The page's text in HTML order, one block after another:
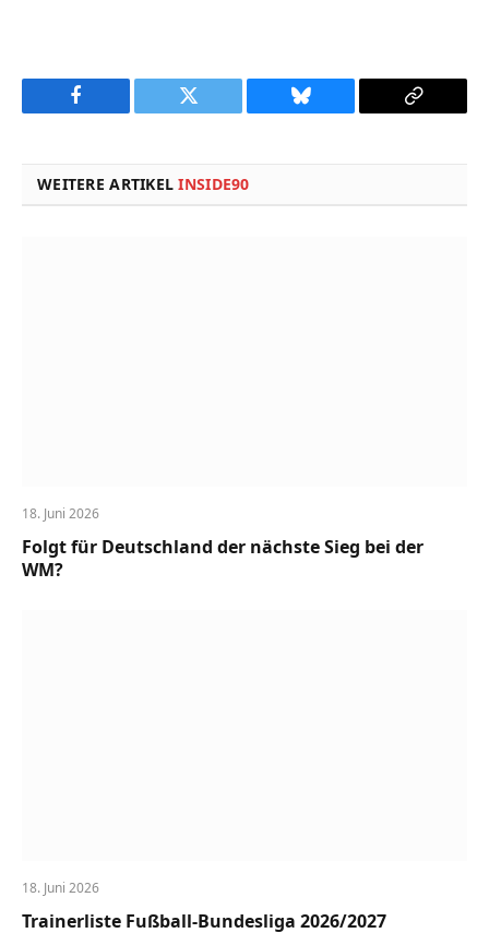
Facebook Twitter Bluesky
Copy
WEITERE ARTIKELINSIDE90
18. Juni 2026
Folgt für Deutschland der nächste Sieg bei der
WM?
18. Juni 2026
Trainerliste Fußball-Bundesliga 2026/2027